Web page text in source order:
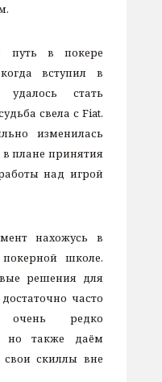
путь в покере
вступил в
стать
свела с Fiat.
изменилась
плане принятия
над игрой
нахожусь в
школе.
решения для
часто
очень редко
но также даём
свои скиллы вне